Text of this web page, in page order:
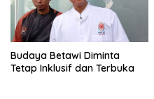
Budaya Betawi Diminta
Tetap Inklusif dan Terbuka